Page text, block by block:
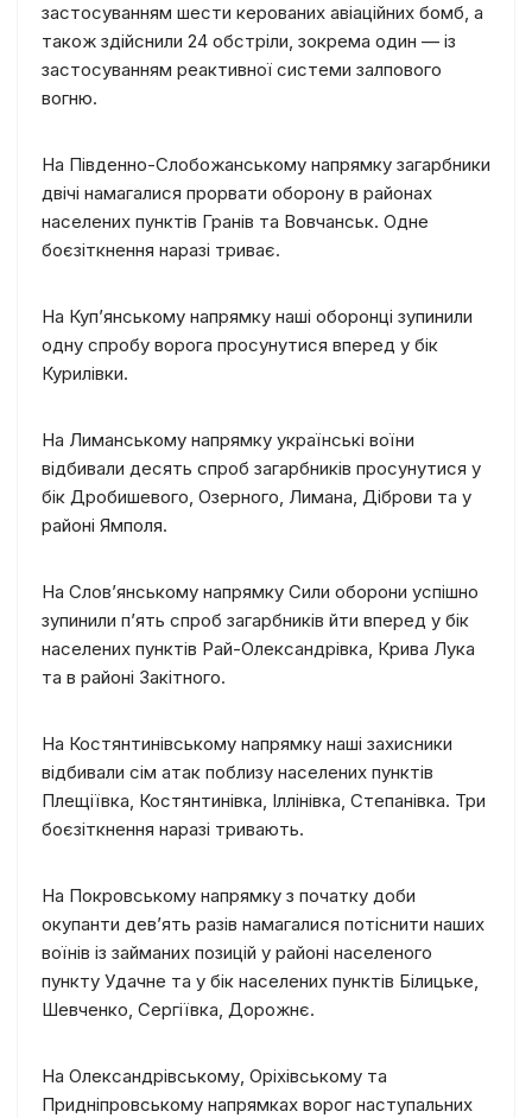
застосуванням шести керованих авіаційних бомб, а
також здійснили 24 обстріли, зокрема один — із
застосуванням реактивної системи залпового
вогню.
На Південно-Слобожанському напрямку загарбники
двічі намагалися прорвати оборону в районах
населених пунктів Гранів та Вовчанськ. Одне
боєзіткнення наразі триває.
На Куп’янському напрямку наші оборонці зупинили
одну спробу ворога просунутися вперед у бік
Курилівки.
На Лиманському напрямку українські воїни
відбивали десять спроб загарбників просунутися у
бік Дробишевого, Озерного, Лимана, Діброви та у
районі Ямполя.
На Слов’янському напрямку Сили оборони успішно
зупинили п’ять спроб загарбників йти вперед у бік
населених пунктів Рай-Олександрівка, Крива Лука
та в районі Закітного.
На Костянтинівському напрямку наші захисники
відбивали сім атак поблизу населених пунктів
Плещіївка, Костянтинівка, Іллінівка, Степанівка. Три
боєзіткнення наразі тривають.
На Покровському напрямку з початку доби
окупанти дев’ять разів намагалися потіснити наших
воїнів із займаних позицій у районі населеного
пункту Удачне та у бік населених пунктів Білицьке,
Шевченко, Сергіївка, Дорожнє.
На Олександрівському, Оріхівському та
Придніпровському напрямках ворог наступальних